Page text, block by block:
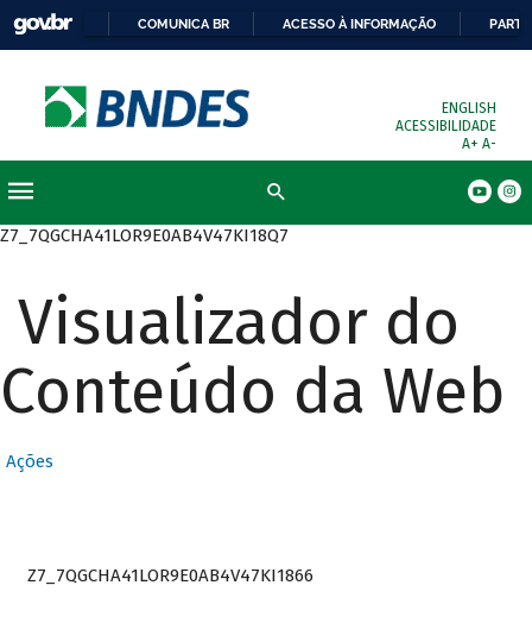
COMUNICA BR ACESSO À INFORMAÇÃO
ENGLISH
ACESSIBILIDADE
A+ A-
Z7_7QGCHA41LOR9E0AB4V47KI18Q7
Visualizador do
Conteúdo da Web
Ações
Z7_7QGCHA41LOR9E0AB4V47KI1866